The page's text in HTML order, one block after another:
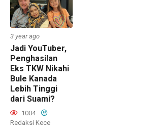
3 year ago
Jadi YouTuber,
Penghasilan
Eks TKW Nikahi
Bule Kanada
Lebih Tinggi
dari Suami?
1004
Redaksi Kece